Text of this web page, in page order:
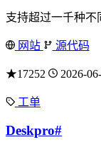
支持超过一千种不
网站 源代码
★17252 2026-
工单
Deskpro#